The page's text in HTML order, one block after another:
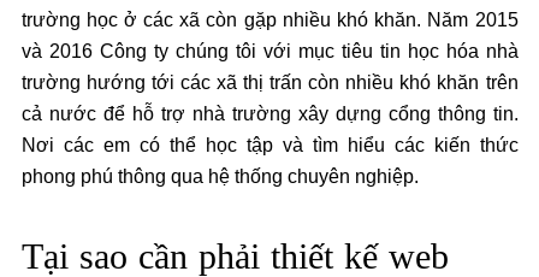
trường học ở các xã còn gặp nhiều khó khăn. Năm 2015
và 2016 Công ty chúng tôi với mục tiêu tin học hóa nhà
trường hướng tới các xã thị trấn còn nhiều khó khăn trên
cả nước để hỗ trợ nhà trường xây dựng cổng thông tin.
Nơi các em có thể học tập và tìm hiểu các kiến thức
phong phú thông qua hệ thống chuyên nghiệp.
Tại sao cần phải thiết kế web